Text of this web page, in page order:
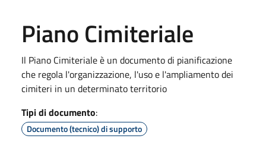
Piano Cimiteriale
Il Piano Cimiteriale è un documento di pianificazione
che regola l'organizzazione, l'uso e l'ampliamento dei
cimiteri in un determinato territorio
Tipi di documento:
Documento (tecnico) di supporto